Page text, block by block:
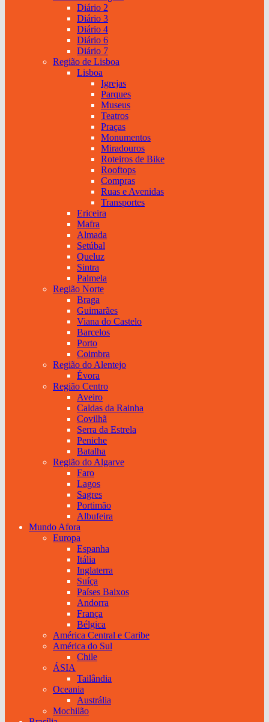
Diário 2
Diário 3
Diário 4
Diário 6
Diário 7
Região de Lisboa
Lisboa
Igrejas
Parques
Museus
Teatros
Praças
Monumentos
Miradouros
Roteiros de Bike
Rooftops
Compras
Ruas e Avenidas
Transportes
Ericeira
Mafra
Almada
Setúbal
Queluz
Sintra
Palmela
Região Norte
Braga
Guimarães
Viana do Castelo
Barcelos
Porto
Coimbra
Região do Alentejo
Évora
Região Centro
Aveiro
Caldas da Rainha
Covilhã
Serra da Estrela
Peniche
Batalha
Região do Algarve
Faro
Lagos
Sagres
Portimão
Albufeira
Mundo Afora
Europa
Espanha
Itália
Inglaterra
Suíça
Países Baixos
Andorra
França
Bélgica
América Central e Caribe
América do Sul
Chile
ÁSIA
Tailândia
Oceania
Austrália
Mochilão